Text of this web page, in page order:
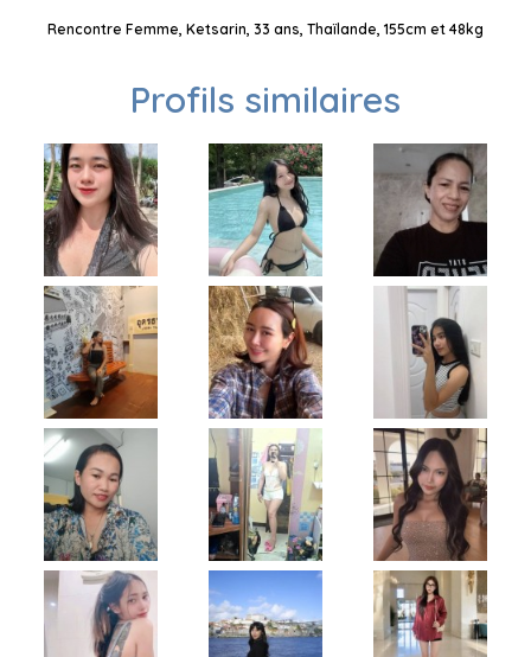
Rencontre Femme, Ketsarin, 33 ans, Thaïlande, 155cm et 48kg
Profils similaires